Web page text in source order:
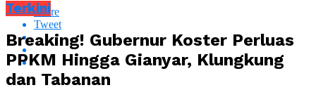
Share
Tweet
Terkini
Breaking! Gubernur Koster Perluas
PPKM Hingga Gianyar, Klungkung
dan Tabanan